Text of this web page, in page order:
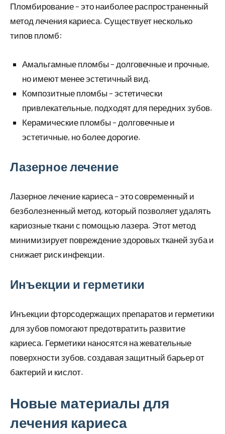
Пломбирование – это наиболее распространенный
метод лечения кариеса. Существует несколько
типов пломб:
Амальгамные пломбы – долговечные и прочные,
но имеют менее эстетичный вид.
Композитные пломбы – эстетически
привлекательные, подходят для передних зубов.
Керамические пломбы – долговечные и
эстетичные, но более дорогие.
Лазерное лечение
Лазерное лечение кариеса – это современный и
безболезненный метод, который позволяет удалять
кариозные ткани с помощью лазера. Этот метод
минимизирует повреждение здоровых тканей зуба и
снижает риск инфекции.
Инъекции и герметики
Инъекции фторсодержащих препаратов и герметики
для зубов помогают предотвратить развитие
кариеса. Герметики наносятся на жевательные
поверхности зубов, создавая защитный барьер от
бактерий и кислот.
Новые материалы для
лечения кариеса